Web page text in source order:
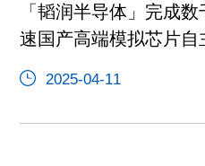
「韬润半导体」完成
速国产高端模拟芯片自
2025-04-11